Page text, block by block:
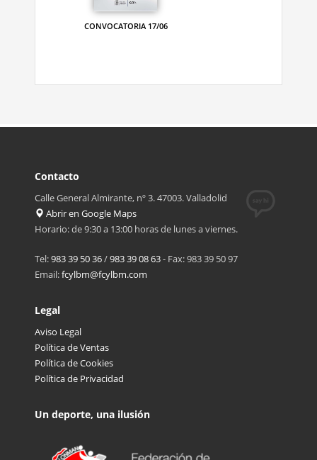
CONVOCATORIA 17/06
Contacto
Calle General Almirante, nº 3. 47003. Valladolid
Abrir en Google Maps
Horario: de 9:30 a 13:00 horas de lunes a viernes.
Tel:983 39 50 36/983 39 08 63- Fax: 983 39 50 97
Email:fcylbm@fcylbm.com
Legal
Aviso Legal
Política de Ventas
Política de Cookies
Política de Privacidad
Un deporte, una ilusión